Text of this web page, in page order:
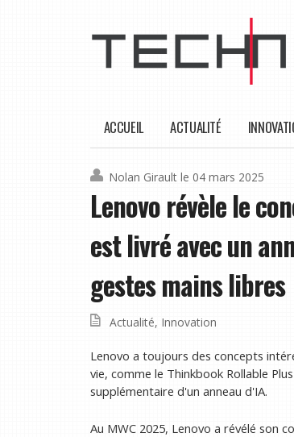
ACCUEIL ACTUALITÉ
Nolan Girault le 04 mars 2025
Lenovo révèle le
est livré avec un
gestes mains libres
Actualité, Innovation
Lenovo a toujours des concepts
vie, comme le Thinkbook Rollable
supplémentaire d'un anneau d'IA.
Au MWC 2025, Lenovo a révélé son